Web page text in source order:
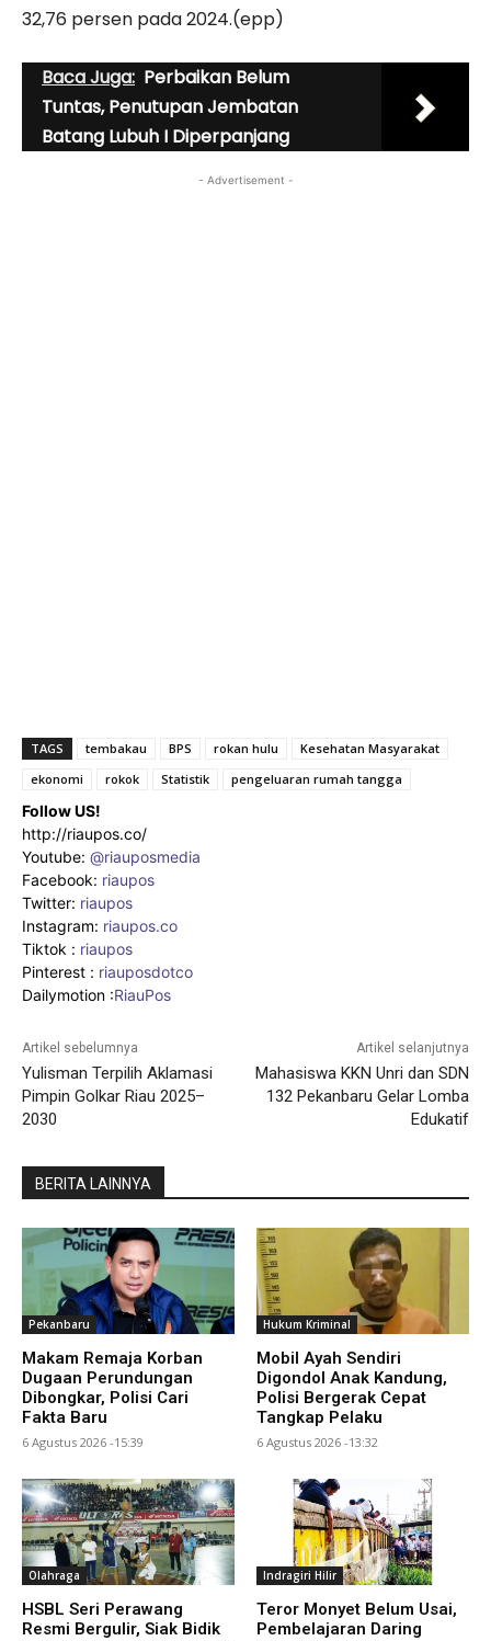
32,76 persen pada 2024.(epp)
Baca Juga: Perbaikan Belum
Tuntas, Penutupan Jembatan
Batang Lubuh I Diperpanjang
- Advertisement -
TAGS tembakau BPS rokan hulu
Kesehatan Masyarakat
ekonomi
rokok Statistik pengeluaran rumah tangga
Follow US!
http://riaupos.co/
Youtube: @riauposmedia
Facebook: riaupos
Twitter: riaupos
Instagram: riaupos.co
Tiktok : riaupos
Pinterest : riauposdotco
Dailymotion :RiauPos
Artikel sebelumnya
Yulisman Terpilih Aklamasi
Pimpin Golkar Riau 2025–
2030
Artikel selanjutnya
Mahasiswa KKN Unri dan SDN
132 Pekanbaru Gelar Lomba
Edukatif
BERITA LAINNYA
Pekanbaru
Makam Remaja Korban
Dugaan Perundungan
Dibongkar, Polisi Cari
Fakta Baru
6 Agustus 2026 -15:39
Hukum Kriminal
Mobil Ayah Sendiri
Digondol Anak Kandung,
Polisi Bergerak Cepat
Tangkap Pelaku
6 Agustus 2026 -13:32
Olahraga
HSBL Seri Perawang
Resmi Bergulir, Siak Bidik
Indragiri Hilir
Teror Monyet Belum Usai,
Pembelajaran Daring